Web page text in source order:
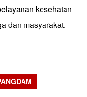
kesehatan
dan masyarakat.